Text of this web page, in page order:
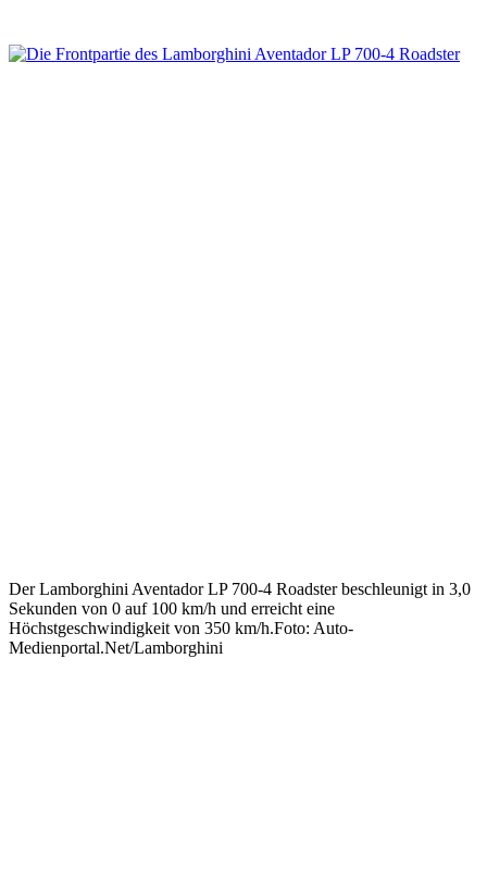
Der Lamborghini Aventador LP 700-4 Roadster beschleunigt in 3,0
Sekunden von 0 auf 100 km/h und erreicht eine
Höchstgeschwindigkeit von 350 km/h.Foto: Auto-
Medienportal.Net/Lamborghini